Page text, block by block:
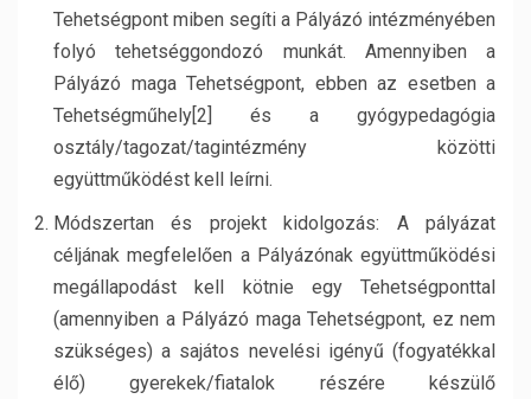
Tehetségpont miben segíti a Pályázó intézményében
folyó tehetséggondozó munkát. Amennyiben a
Pályázó maga Tehetségpont, ebben az esetben a
Tehetségműhely[2] és a gyógypedagógia
osztály/tagozat/tagintézmény közötti
együttműködést kell leírni.
Módszertan és projekt kidolgozás: A pályázat
céljának megfelelően a Pályázónak együttműködési
megállapodást kell kötnie egy Tehetségponttal
(amennyiben a Pályázó maga Tehetségpont, ez nem
szükséges) a sajátos nevelési igényű (fogyatékkal
élő) gyerekek/fiatalok részére készülő